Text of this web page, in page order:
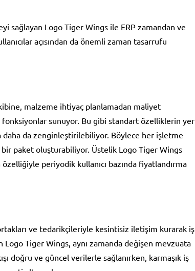
sağlayan Logo Tiger Wings ile ERP zamandan ve
açısından da önemli zaman tasarrufu
malzeme ihtiyaç planlamadan maliyet
sunuyor. Bu gibi standart özelliklerin yer
da zenginleştirilebiliyor. Böylece her işletme
paket oluşturabiliyor. Üstelik Logo Tiger Wings
periyodik kullanıcı bazında fiyatlandırma
ve tedarikçileriyle kesintisiz iletişim kurarak iş
Tiger Wings, aynı zamanda değişen mevzuata
doğru ve güncel verilerle sağlanırken, karmaşık iş